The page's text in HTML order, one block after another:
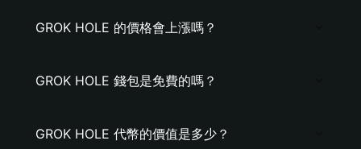
GROK HOLE 的價格會上漲嗎？
GROK HOLE 錢包是免費的嗎？
GROK HOLE 代幣的價值是多少？